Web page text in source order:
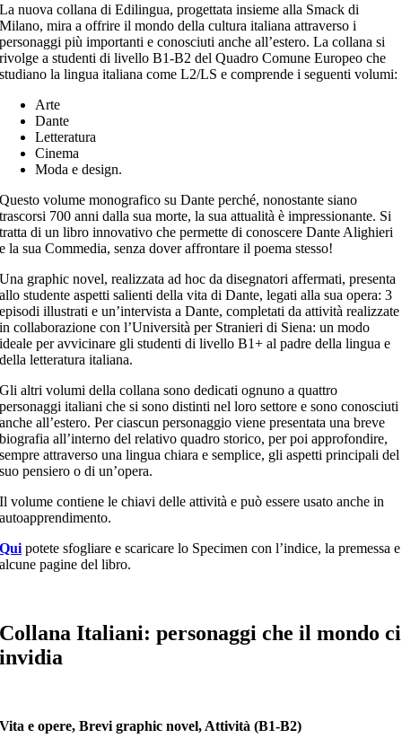
La nuova collana di Edilingua, progettata insieme alla Smack di
Milano, mira a offrire il mondo della cultura italiana attraverso i
personaggi più importanti e conosciuti anche all’estero. La collana si
rivolge a studenti di livello B1-B2 del Quadro Comune Europeo che
studiano la lingua italiana come L2/LS e comprende i seguenti volumi:
Arte
Dante
Letteratura
Cinema
Moda e design.
Questo volume monografico su Dante perché, nonostante siano
trascorsi 700 anni dalla sua morte, la sua attualità è impressionante. Si
tratta di un libro innovativo che permette di conoscere Dante Alighieri
e la sua Commedia, senza dover affrontare il poema stesso!
Una graphic novel, realizzata ad hoc da disegnatori affermati, presenta
allo studente aspetti salienti della vita di Dante, legati alla sua opera: 3
episodi illustrati e un’intervista a Dante, completati da attività realizzate
in collaborazione con l’Università per Stranieri di Siena: un modo
ideale per avvicinare gli studenti di livello B1+ al padre della lingua e
della letteratura italiana.
Gli altri volumi della collana sono dedicati ognuno a quattro
personaggi italiani che si sono distinti nel loro settore e sono conosciuti
anche all’estero. Per ciascun personaggio viene presentata una breve
biografia all’interno del relativo quadro storico, per poi approfondire,
sempre attraverso una lingua chiara e semplice, gli aspetti principali del
suo pensiero o di un’opera.
Il volume contiene le chiavi delle attività e può essere usato anche in
autoapprendimento.
Qui potete sfogliare e scaricare lo Specimen con l’indice, la premessa e
alcune pagine del libro.
Collana Italiani: personaggi che il mondo ci
invidia
Vita e opere, Brevi graphic novel, Attività (B1-B2)